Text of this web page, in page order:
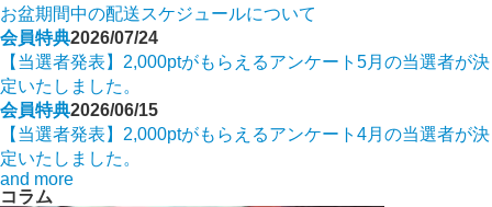
お盆期間中の配送スケジュールについて
会員特典2026/07/24
【当選者発表】2,000ptがもらえるアンケート5月の当選者が決
定いたしました。
会員特典2026/06/15
【当選者発表】2,000ptがもらえるアンケート4月の当選者が決
定いたしました。
and more
コラム